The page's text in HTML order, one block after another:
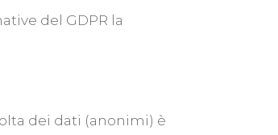
del GDPR la
dei dati (anonimi) è